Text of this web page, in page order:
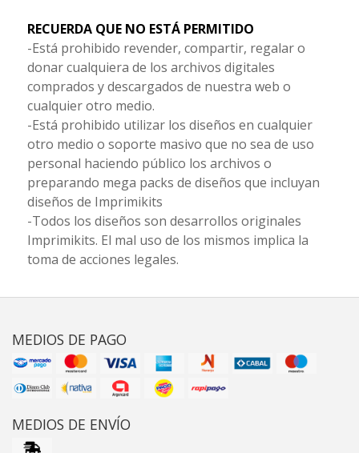
RECUERDA QUE NO ESTÁ PERMITIDO
-Está prohibido revender, compartir, regalar o
donar cualquiera de los archivos digitales
comprados y descargados de nuestra web o
cualquier otro medio.
-Está prohibido utilizar los diseños en cualquier
otro medio o soporte masivo que no sea de uso
personal haciendo público los archivos o
preparando mega packs de diseños que incluyan
diseños de Imprimikits
-Todos los diseños son desarrollos originales
Imprimikits. El mal uso de los mismos implica la
toma de acciones legales.
MEDIOS DE PAGO
MEDIOS DE ENVÍO